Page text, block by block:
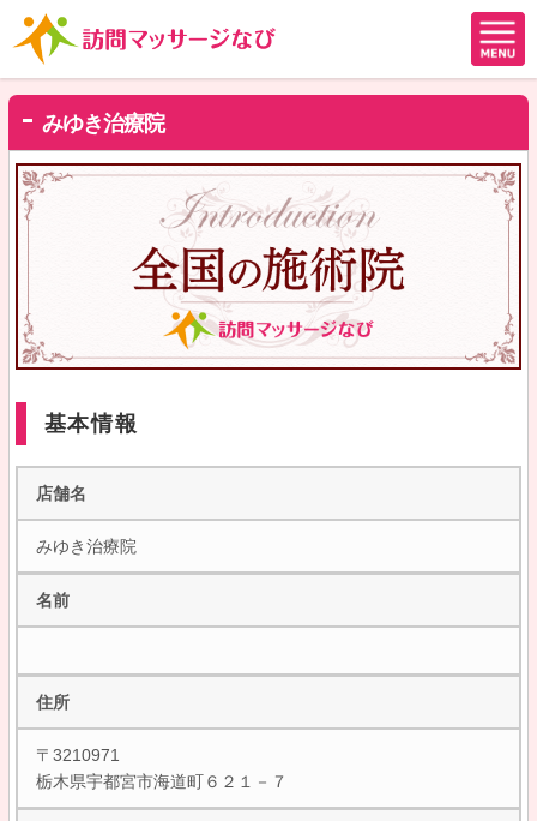
みゆき治療院
基本情報
店舗名
みゆき治療院
名前
住所
〒3210971
栃木県宇都宮市海道町６２１－７